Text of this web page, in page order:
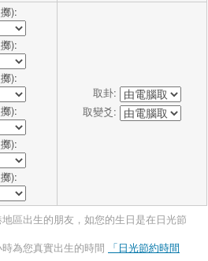
):
):
):
):
):
):
取卦:
取變爻:
區出生的朋友，如您的生日是在日光節
為您真實出生的時間
「日光節約時間